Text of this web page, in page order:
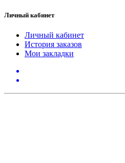
Личный кабинет
Личный кабинет
История заказов
Мои закладки